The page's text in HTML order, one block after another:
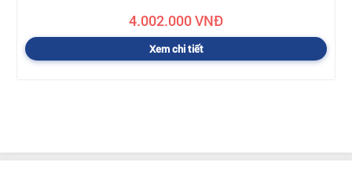
4.002.000 VNĐ
Xem chi tiết